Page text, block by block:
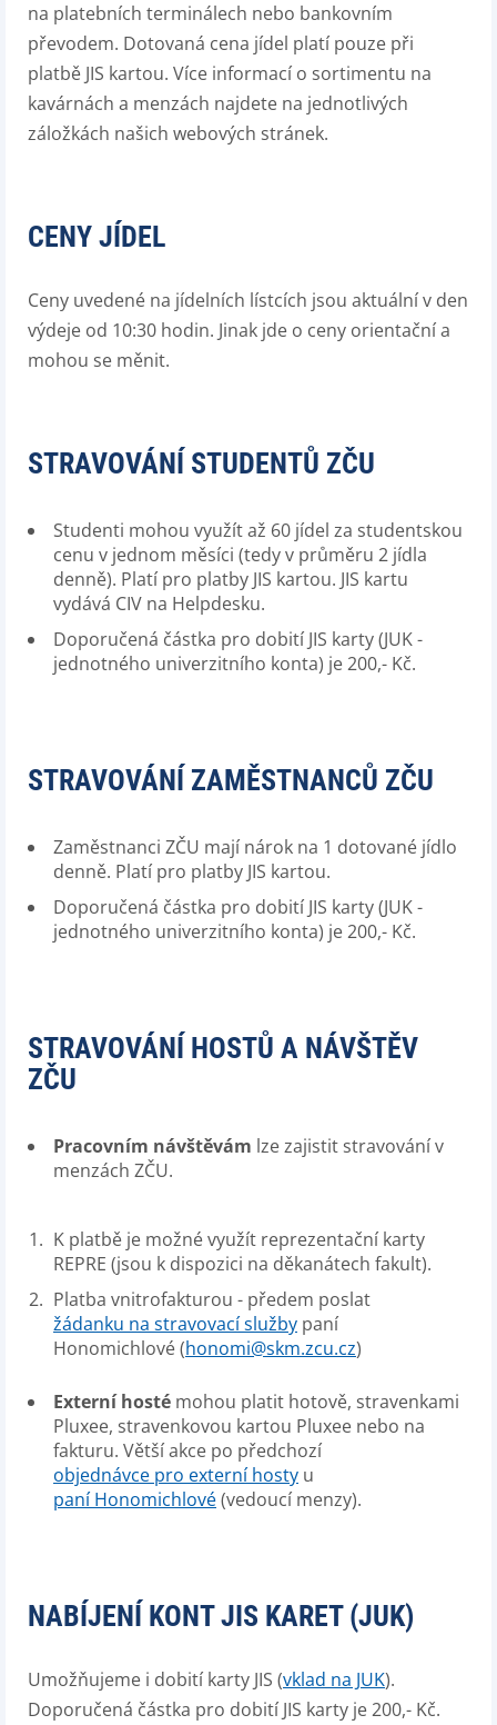
na platebních terminálech nebo bankovním
převodem. Dotovaná cena jídel platí pouze při
platbě JIS kartou. Více informací o sortimentu na
kavárnách a menzách najdete na jednotlivých
záložkách našich webových stránek.
CENY JÍDEL
Ceny uvedené na jídelních lístcích jsou aktuální v den
výdeje od 10:30 hodin. Jinak jde o ceny orientační a
mohou se měnit.
STRAVOVÁNÍ STUDENTŮ ZČU
Studenti mohou využít až 60 jídel za studentskou
cenu v jednom měsíci (tedy v průměru 2 jídla
denně). Platí pro platby JIS kartou. JIS kartu
vydává CIV na Helpdesku.
Doporučená částka pro dobití JIS karty (JUK -
jednotného univerzitního konta) je 200,- Kč.
STRAVOVÁNÍ ZAMĚSTNANCŮ ZČU
Zaměstnanci ZČU mají nárok na 1 dotované jídlo
denně. Platí pro platby JIS kartou.
Doporučená částka pro dobití JIS karty (JUK -
jednotného univerzitního konta) je 200,- Kč.
STRAVOVÁNÍ HOSTŮ A NÁVŠTĚV
ZČU
Pracovním návštěvám lze zajistit stravování v
menzách ZČU.
K platbě je možné využít reprezentační karty
REPRE (jsou k dispozici na děkanátech fakult).
Platba vnitrofakturou - předem poslat
žádanku na stravovací služby paní
Honomichlové (honomi@skm.zcu.cz)
Externí hosté mohou platit hotově, stravenkami
Pluxee, stravenkovou kartou Pluxee nebo na
fakturu. Větší akce po předchozí
objednávce pro externí hosty u
paní Honomichlové(vedoucí menzy).
NABÍJENÍ KONT JIS KARET (JUK)
Umožňujeme i dobití karty JIS (vklad na JUK).
Doporučená částka pro dobití JIS karty je 200,- Kč.